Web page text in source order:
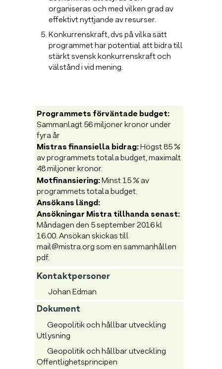
organiseras och med vilken grad av
effektivt nyttjande av resurser.
Konkurrenskraft, dvs på vilka sätt
programmet har potential att bidra till
stärkt svensk konkurrenskraft och
välstånd i vid mening.
Programmets förväntade budget:
Sammanlagt 56 miljoner kronor under
fyra år
Mistras finansiella bidrag:Högst 85 %
av programmets totala budget, maximalt
48 miljoner kronor.
Motfinansiering:Minst 15 % av
programmets totala budget.
Ansökans längd:
Ansökningar Mistra tillhanda senast:
Måndagen den 5 september 2016 kl
16.00. Ansökan skickas till
mail@mistra.org som en sammanhållen
pdf.
Kontaktpersoner
Johan Edman
Dokument
Geopolitik och hållbar utveckling
Utlysning
Geopolitik och hållbar utveckling
Offentlighetsprincipen